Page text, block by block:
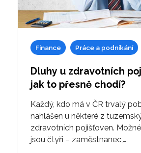
Finance Práce a podnikání
Dluhy u zdravotních
jak to přesně chodí?
Každý, kdo má v ČR trvalý
nahlášen u některé z
zdravotních pojišťoven.
jsou čtyři – zaměstnanec,…